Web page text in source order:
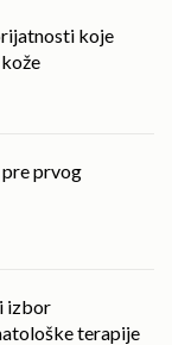
koje
prvog
izbor
terapije